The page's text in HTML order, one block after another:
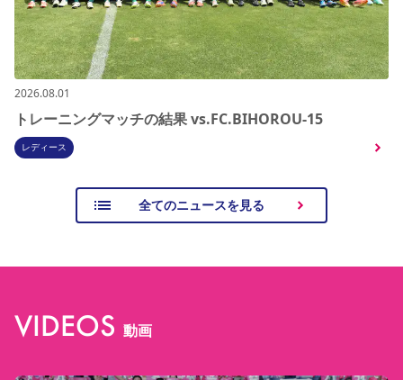
2026.08.01
トレーニングマッチの結果 vs.FC.BIHOROU-15
レディース
全てのニュースを見る
VIDEOS 動画